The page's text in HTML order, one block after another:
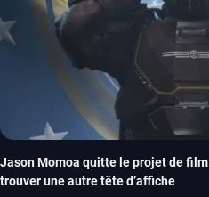
Jason Momoa quitte le projet de
trouver une autre tête d’affiche